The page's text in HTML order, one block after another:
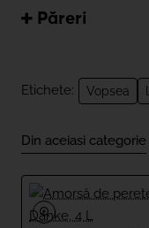
Păreri
Etichete: Vopsea
Din aceiasi categorie